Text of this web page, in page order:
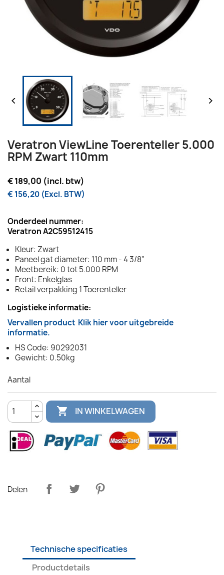
 
Veratron ViewLine Toerenteller 5.000
RPM Zwart 110mm
€ 189,00 (incl. btw)
€ 156,20 (Excl. BTW)
Onderdeel nummer:
Veratron A2C59512415
Kleur: Zwart
Paneel gat diameter: 110 mm - 4 3/8"
Meetbereik: 0 tot 5.000 RPM
Front: Enkelglas
Retail verpakking 1 Toerenteller
Logistieke informatie:
Vervallen product Klik hier voor uitgebreide
informatie.
HS Code: 90292031
Gewicht: 0.50kg
Aantal
 IN WINKELWAGEN
Delen
Technische specificaties
Productdetails